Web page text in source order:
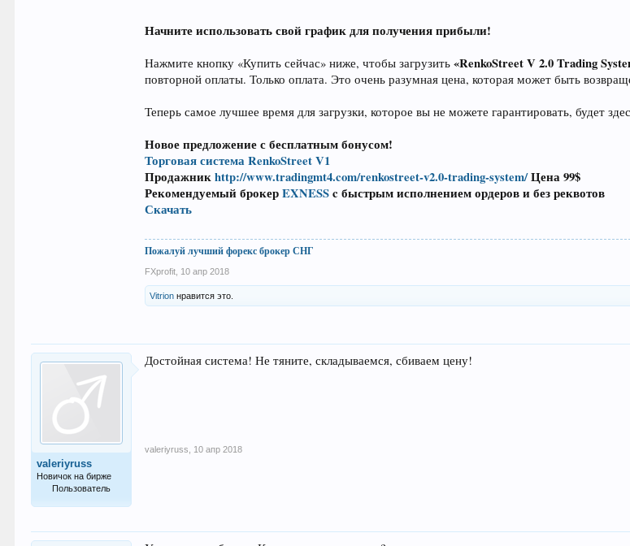
Начните использовать свой график для получения прибыли!
Нажмите кнопку «Купить сейчас» ниже, чтобы загрузить«RenkoStreet V 2.0 Trading
повторной оплаты. Только оплата. Это очень разумная цена, которая может быть
Теперь самое лучшее время для загрузки, которое вы не можете гарантировать, будет
Новое предложение с бесплатным бонусом!
Торговая система RenkoStreet V1
Продажникhttp://www.tradingmt4.com/renkostreet-v2.0-trading-system/Цена 99$
Рекомендуемый брокерEXNESSc быстрым исполнением ордеров и без реквотов
Скачать
Пожалуй лучший форекс брокер СНГ
FXprofit 10 апр 2018
Vitrion нравится это.
valeriyruss
Новичок на бирже
Пользователь
Достойная система! Не тяните, складываемся, сбиваем цену!
valeriyruss 10 апр 2018